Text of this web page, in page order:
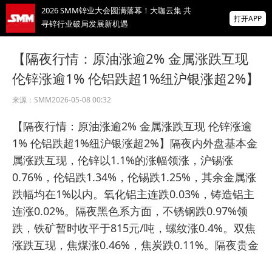
2026 SMM锌业大会圆满落幕！大咖云集 共
寻锌行业破局发展新机遇
掌上有色
为有色行业打造的神器
非农爆冷打击加息预期 美元周线两连跌 金属
涨跌互现 贵金属周线大反攻【隔夜行情】
打开APP
【隔夜行情：原油涨逾2% 金属涨跌互现
伦锌涨逾1% 伦铝跌超1%纽沪银涨超2%】
来源： SMM2026-05-08 00:32
【隔夜行情：原油涨逾2% 金属涨跌互现 伦锌涨逾
1% 伦铝跌超1%纽沪银涨超2%】隔夜内外盘基本金
属涨跌互现，伦锌以1.1%的涨幅领涨，沪锡涨
0.76%，伦铝跌1.34%，伦锡跌1.25%，其余金属涨
跌幅均在1%以内。氧化铝主连跌0.03%，铸造铝主
连涨0.02%。隔夜黑色系方面，不锈钢跌0.97%领
跌，铁矿暂时收平于815元/吨，螺纹涨0.4%。双焦
涨跌互现，焦煤涨0.46%，焦炭跌0.11%。隔夜贵金